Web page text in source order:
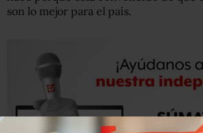
son lo mejor para el país.